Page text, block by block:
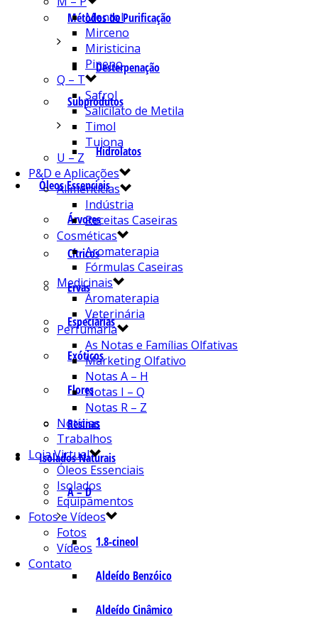
Métodos de Purificação
Desterpenação
Subprodutos
Hidrolatos
Óleos Essenciais
Árvores
Cítricos
Ervas
Especiarias
Exóticos
Flores
Resinas
Isolados Naturais
A – D
1.8-cineol
Aldeído Benzóico
Aldeído Cinâmico
Mentol
Mirceno
Miristicina
Pineno
Q – T
Safrol
Salicilato de Metila
Timol
Tujona
U – Z
P&D e Aplicações
Alimentícias
Indústria
Receitas Caseiras
Cosméticas
Aromaterapia
Fórmulas Caseiras
Medicinais
Aromaterapia
Veterinária
Perfumaria
As Notas e Famílias Olfativas
Marketing Olfativo
Notas A – H
Notas I – Q
Notas R – Z
Notícias
Trabalhos
Loja Virtual
Óleos Essenciais
Isolados
Equipamentos
Fotos e Vídeos
Fotos
Vídeos
Contato